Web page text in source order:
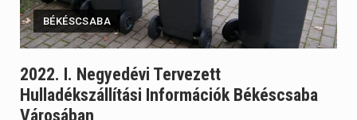
BÉKÉSCSABA
2022. I. Negyedévi Tervezett
Hulladékszállítási Információk Békéscsaba
Városában